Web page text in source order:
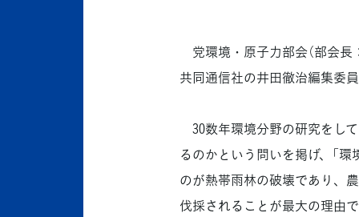
党環境・原子力部会（部会長
共同通信社の井田徹治編集委
30数年環境分野の研究をし
るのかという問いを掲げ、「
のが熱帯雨林の破壊であり、
伐採されることが最大の理由